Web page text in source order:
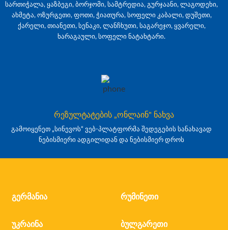
სართიჭალა, ყაზბეგი, ბორჯომი, სამტრედია, გურჯაანი, ლაგოდეხი,
ახმეტა, ოზურგეთი, ფოთი, ჭიათურა, სოფელი კაბალი, დუშეთი,
ქარელი, თიანეთი, სენაკი, ლანჩხუთი, საგარეჯო, ყვარელი,
ხარაგაული, სოფელი ნატახტარი.
რეზულტატების „ონლაინ" ნახვა
გამოიყენეთ „სინევოს“ ვებ-პლატფორმა შედეგების სანახავად
ნებისმიერი ადგილიდან და ნებისმიერ დროს
გერმანია რუმინეთი
უკრაინა ბულგარეთი